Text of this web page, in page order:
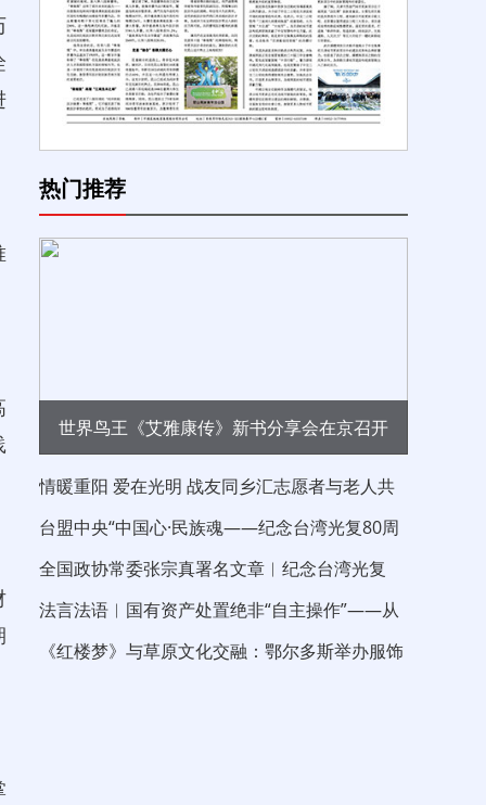
热门推荐
世界鸟王《艾雅康传》新书分享会在京召开
情暖重阳 爱在光明 战友同乡汇志愿者与老人共
度重阳节
台盟中央“中国心·民族魂——纪念台湾光复80周
年”大江论坛在京举行 中国晨报社长兼
全国政协常委张宗真署名文章︱纪念台湾光复
80 周年 以伟大的抗战精神“反独促统”
法言法语︱国有资产处置绝非“自主操作”——从
信达新疆分公司债权拍卖看处置边界
《红楼梦》与草原文化交融：鄂尔多斯举办服饰